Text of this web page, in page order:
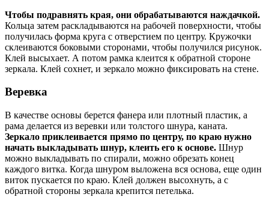
Чтобы подравнять края, они обрабатываются наждачкой.
Кольца затем раскладываются на рабочей поверхности, чтобы
получилась форма круга с отверстием по центру. Кружочки
склеиваются боковыми сторонами, чтобы получился рисунок.
Клей высыхает. А потом рамка клеится к обратной стороне
зеркала. Клей сохнет, и зеркало можно фиксировать на стене.
Веревка
В качестве основы берется фанера или плотный пластик, а
рама делается из веревки или толстого шнура, каната.
Зеркало приклеивается прямо по центру, по краю нужно
начать выкладывать шнур, клеить его к основе. Шнур
можно выкладывать по спирали, можно обрезать конец
каждого витка. Когда шнуром выложена вся основа, еще один
виток пускается по краю. Клей должен высохнуть, а с
обратной стороны зеркала крепится петелька.